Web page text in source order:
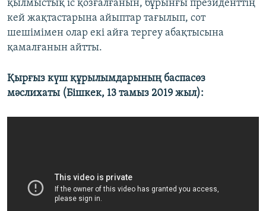
қылмыстық іс қозғалғанын, бұрынғы президенттің
кей жақтастарына айыптар тағылып, сот
шешімімен олар екі айға тергеу абақтысына
қамалғанын айтты.
Қырғыз күш құрылымдарының баспасөз
мәслихаты (Бішкек, 13 тамыз 2019 жыл):